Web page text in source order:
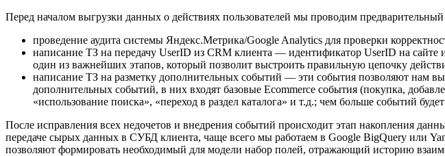
Перед началом выгрузки данных о действиях пользователей мы проводим
проведение аудита системы Яндекс.Метрика/Google Analytics для проверки
написание ТЗ на передачу UserID из CRM клиента — идентификатор UserID на сайте
один из важнейших этапов, который позволит выстроить правильную цепочку
написание ТЗ на разметку дополнительных событий — эти события позволяют нам
дополнительных событий, в них входят базовые Ecommerce события (покупка,
«использование поиска», «переход в раздел каталога» и т.д.; чем больше событий
После исправления всех недочетов и внедрения событий происходит этап накопления
передаче сырых данных в СУБД клиента, чаще всего мы работаем в Google BigQuery или
позволяют формировать необходимый для модели набор полей, отражающий историю